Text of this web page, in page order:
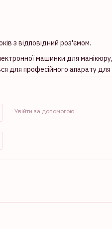
з відповідний роз'ємом.
машинки для
для професійного апарату
Увійти за допомогою